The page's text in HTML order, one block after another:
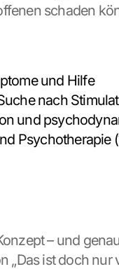
schaden
und Hilfe
nach
und
Psychotherapie
– und
„Das ist doch nur